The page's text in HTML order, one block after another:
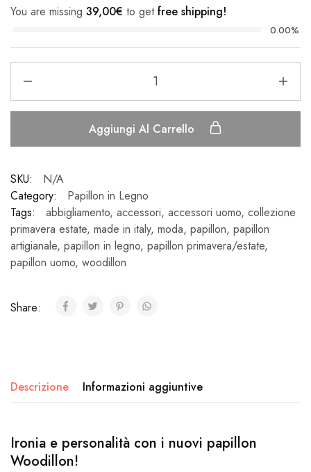
You are missing 39,00€ to getfree shipping!
0.00%
Beach
-
Woodillon
quantità
Aggiungi Al Carrello
SKU:
N/A
Category:
Papillon in Legno
Tags:
abbigliamento, accessori, accessori uomo, collezione
primavera estate, made in italy, moda, papillon, papillon
artigianale, papillon in legno, papillon primavera/estate,
papillon uomo, woodillon
Share:
Descrizione Informazioni aggiuntive
Ironia e personalità con i nuovi papillon
Woodillon!